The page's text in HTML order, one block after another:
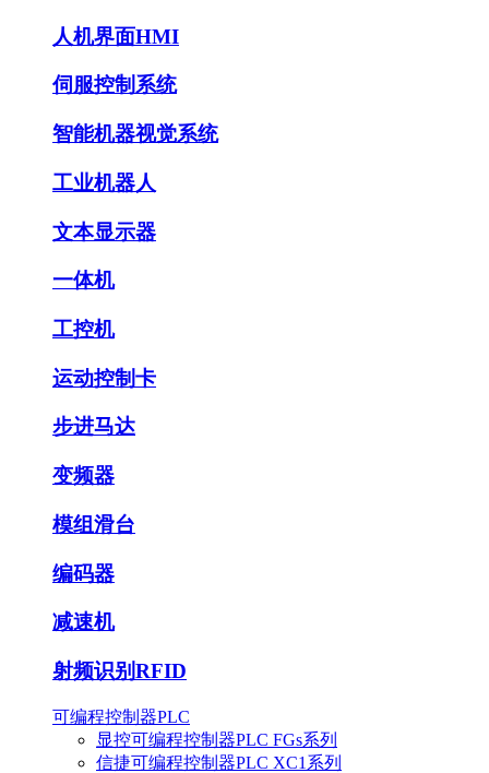
人机界面HMI
伺服控制系统
智能机器视觉系统
工业机器人
文本显示器
一体机
工控机
运动控制卡
步进马达
变频器
模组滑台
编码器
减速机
射频识别RFID
可编程控制器PLC
显控可编程控制器PLC FGs系列
信捷可编程控制器PLC XC1系列